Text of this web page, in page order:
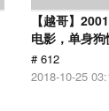
【越哥】
电影，单身狗
# 612
2018-10-25